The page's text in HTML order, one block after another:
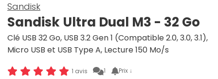
Sandisk
Sandisk Ultra Dual M3 - 32 Go
Clé USB 32 Go, USB 3.2 Gen 1 (Compatible 2.0, 3.0, 3.1),
Micro USB et USB Type A, Lecture 150 Mo/s
1 avis 1 Prix ↓